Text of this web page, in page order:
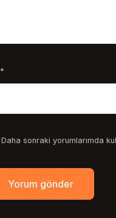
*
Daha sonraki yorumlarımda